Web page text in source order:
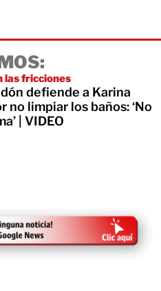
las fricciones
defiende a Karina
no limpiar los baños: ‘No
| VIDEO